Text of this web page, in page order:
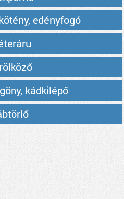
edényfogó
kádkilépő